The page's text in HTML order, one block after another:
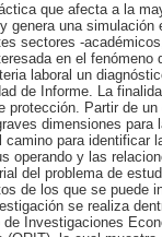
que afecta a la
genera una simulación
sectores -
en el fenómeno
laboral un
de Informe. La
protección. Partir de
dimensiones para
para identificar
operando y las
del problema de
de los que se puede
se realiza
Investigaciones